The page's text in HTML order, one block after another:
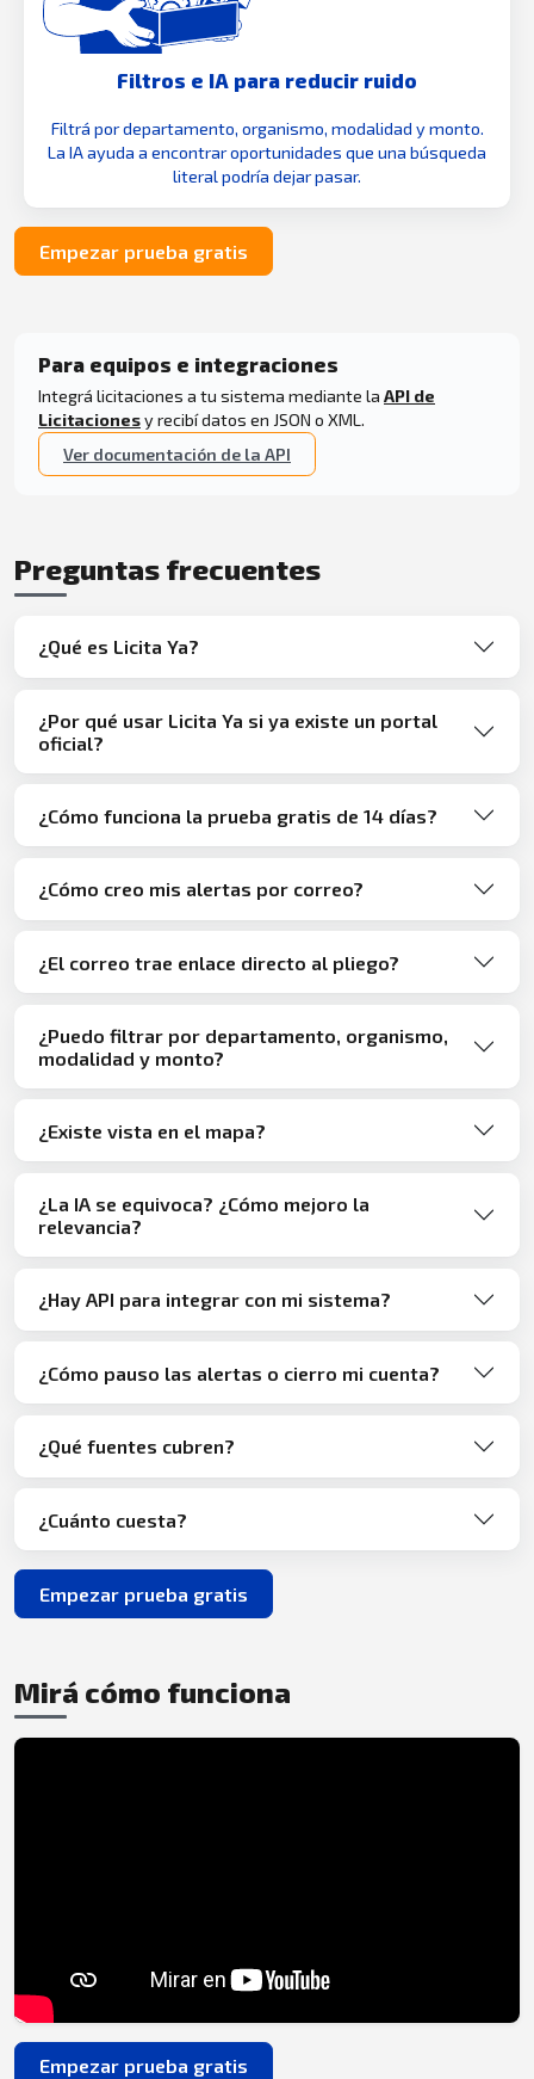
Filtros e IA para reducir ruido
Filtrá por departamento, organismo, modalidad y monto.
La IA ayuda a encontrar oportunidades que una búsqueda
literal podría dejar pasar.
Empezar prueba gratis
Para equipos e integraciones
Integrá licitaciones a tu sistema mediante la API de
Licitacionesy recibí datos en JSON o XML.
Ver documentación de la API
Preguntas frecuentes
¿Qué es Licita Ya?
¿Por qué usar Licita Ya si ya existe un portal
oficial?
¿Cómo funciona la prueba gratis de 14 días?
¿Cómo creo mis alertas por correo?
¿El correo trae enlace directo al pliego?
¿Puedo filtrar por departamento, organismo,
modalidad y monto?
¿Existe vista en el mapa?
¿La IA se equivoca? ¿Cómo mejoro la
relevancia?
¿Hay API para integrar con mi sistema?
¿Cómo pauso las alertas o cierro mi cuenta?
¿Qué fuentes cubren?
¿Cuánto cuesta?
Empezar prueba gratis
Mirá cómo funciona
Empezar prueba gratis